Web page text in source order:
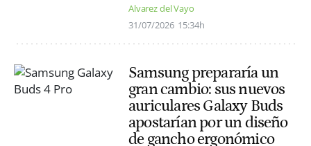
Alvarez del Vayo
31/07/2026 15:34h
Samsung prepararía un
gran cambio: sus nuevos
auriculares Galaxy Buds
apostarían por un diseño
de gancho ergonómico